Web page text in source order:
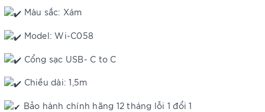
Màu sắc: Xám
Model: Wi-C058
Cổng sạc USB- C to C
Chiều dài: 1,5m
Bảo hành chính hãng 12 tháng lỗi 1 đổi 1